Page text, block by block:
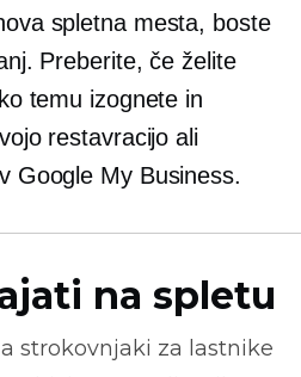
spletna mesta, boste
Preberite, če želite
temu izognete in
restavracijo ali
Google My Business.
na spletu
strokovnjaki za lastnike